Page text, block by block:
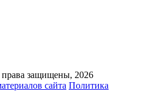
защищены, 2026
сайта Политика